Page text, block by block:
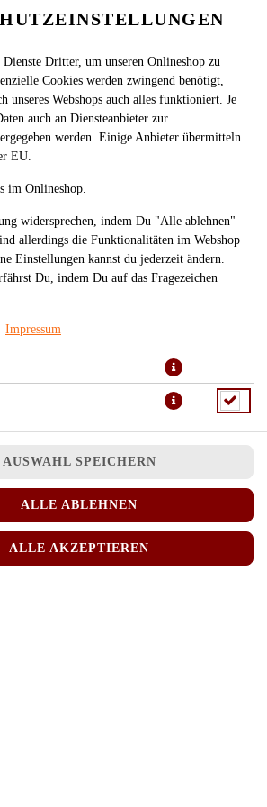
CHIEN CURRY
(NORMAL)
mit Rotcurry, frischem Gemüse,
Kokosmilch, leicht scharf
Dritter, um unseren Onlineshop zu
Cookies werden zwingend benötigt,
unseres Webshops auch alles funktioniert. Je
auch an Diensteanbieter zur
werden. Einige Anbieter übermitteln
EU.
im Onlineshop.
widersprechen, indem Du "Alle ablehnen"
allerdings die Funktionalitäten im Webshop
Einstellungen kannst du jederzeit ändern.
Du, indem Du auf das Fragezeichen
Impressum
AUSWAHL SPEICHERN
ALLE ABLEHNEN
ALLE AKZEPTIEREN